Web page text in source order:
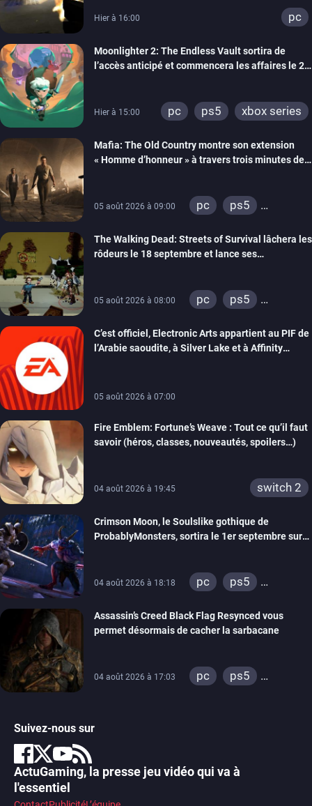
Hier à 16:00 pc
Moonlighter 2: The Endless Vault sortira de
l’accès anticipé et commencera les affaires le 2
Hier à 15:00 pc ps5 xbox series
Mafia: The Old Country montre son extension
« Homme d’honneur » à travers trois minutes de
05 août 2026 à 09:00 pc
ps5
The Walking Dead: Streets of Survival lâchera les
rôdeurs le 18 septembre et lance ses
05 août 2026 à 08:00 pc
ps5
switch
switch 2
C’est officiel, Electronic Arts appartient au PIF de
l’Arabie saoudite, à Silver Lake et à Affinity
05 août 2026 à 07:00
Fire Emblem: Fortune’s Weave : Tout ce qu’il faut
savoir (héros, classes, nouveautés, spoilers…)
04 août 2026 à 19:45 switch 2
Crimson Moon, le Soulslike gothique de
ProbablyMonsters, sortira le 1er septembre sur
04 août 2026 à 18:18 pc
ps5
Assassin’s Creed Black Flag Resynced vous
permet désormais de cacher la sarbacane
04 août 2026 à 17:03 pc
ps5
Suivez-nous sur
ActuGaming, la presse jeu vidéo qui va à
l'essentiel